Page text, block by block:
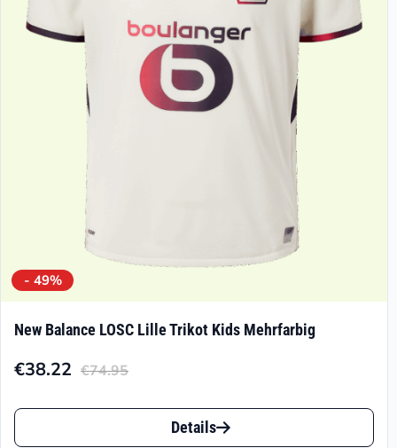
- 49%
New Balance LOSC Lille Trikot Kids Mehrfarbig
€74.95
Ursprünglicher
Preis
€38.22
Aktueller
Preis
Dieses
Produkt
Details